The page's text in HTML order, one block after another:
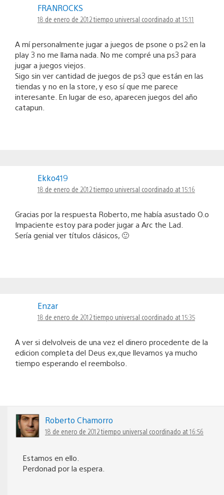
FRANROCKS
18 de enero de 2012 tiempo universal coordinado at 15:11
A mí personalmente jugar a juegos de psone o ps2 en la
play 3 no me llama nada. No me compré una ps3 para
jugar a juegos viejos.
Sigo sin ver cantidad de juegos de ps3 que están en las
tiendas y no en la store, y eso sí que me parece
interesante. En lugar de eso, aparecen juegos del año
catapun.
Ekko419
18 de enero de 2012 tiempo universal coordinado at 15:16
Gracias por la respuesta Roberto, me había asustado O.o
Impaciente estoy para poder jugar a Arc the Lad.
Sería genial ver títulos clásicos, 🙂
Enzar
18 de enero de 2012 tiempo universal coordinado at 15:35
A ver si delvolveis de una vez el dinero procedente de la
edicion completa del Deus ex,que llevamos ya mucho
tiempo esperando el reembolso.
Roberto Chamorro
18 de enero de 2012 tiempo universal coordinado at 16:56
Estamos en ello.
Perdonad por la espera.